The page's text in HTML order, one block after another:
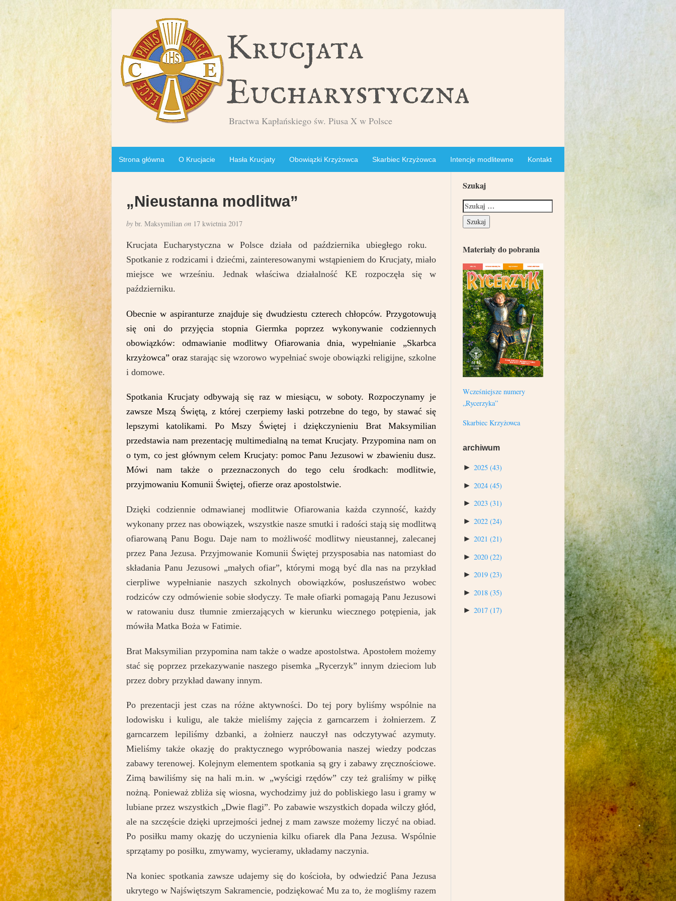
Bractwa Kapłańskiego św. Piusa X w Polsce
Strona główna O Krucjacie Hasła Krucjaty Obowiązki Krzyżowca Skarbiec Krzyżowca Intencje modlitewne Kontakt
„Nieustanna modlitwa”
bybr. Maksymilian on17 kwietnia 2017
Krucjata Eucharystyczna w Polsce działa od października ubiegłego roku.
Spotkanie z rodzicami i dziećmi, zainteresowanymi wstąpieniem do Krucjaty, miało
miejsce we wrześniu. Jednak właściwa działalność KE rozpoczęła się w
październiku.
Obecnie w aspiranturze znajduje się dwudziestu czterech chłopców. Przygotowują
się oni do przyjęcia stopnia Giermka poprzez wykonywanie codziennych
obowiązków: odmawianie modlitwy Ofiarowania dnia, wypełnianie „Skarbca
krzyżowca” orazstarając się wzorowo wypełniać swoje obowiązki religijne, szkolne
i domowe.
Spotkania Krucjaty odbywają się raz w miesiącu, w soboty. Rozpoczynamy je
zawsze Mszą Świętą, z której czerpiemy łaski potrzebne do tego, by stawać się
lepszymi katolikami. Po Mszy Świętej i dziękczynieniu Brat Maksymilian
przedstawia nam prezentację multimedialną na temat Krucjaty. Przypomina nam on
o tym, co jest głównym celem Krucjaty: pomoc Panu Jezusowi w zbawieniu dusz.
Mówi nam także o przeznaczonych do tego celu środkach: modlitwie,
przyjmowaniu Komunii Świętej, ofierze oraz apostolstwie.
Dzięki codziennie odmawianej modlitwie Ofiarowania każda czynność, każdy
wykonany przez nas obowiązek, wszystkie nasze smutki i radości stają się modlitwą
ofiarowaną Panu Bogu. Daje nam to możliwość modlitwy nieustannej, zalecanej
przez Pana Jezusa. Przyjmowanie Komunii Świętej przysposabia nas natomiast do
składania Panu Jezusowi „małych ofiar”, którymi mogą być dla nas na przykład
cierpliwe wypełnianie naszych szkolnych obowiązków, posłuszeństwo wobec
rodziców czy odmówienie sobie słodyczy. Te małe ofiarki pomagają Panu Jezusowi
w ratowaniu dusz tłumnie zmierzających w kierunku wiecznego potępienia, jak
mówiła Matka Boża w Fatimie.
Brat Maksymilian przypomina nam także o wadze apostolstwa. Apostołem możemy
stać się poprzez przekazywanie naszego pisemka „Rycerzyk” innym dzieciom lub
przez dobry przykład dawany innym.
Po prezentacji jest czas na różne aktywności. Do tej pory byliśmy wspólnie na
lodowisku i kuligu, ale także mieliśmy zajęcia z garncarzem i żołnierzem. Z
garncarzem lepiliśmy dzbanki, a żołnierz nauczył nas odczytywać azymuty.
Mieliśmy także okazję do praktycznego wypróbowania naszej wiedzy podczas
zabawy terenowej. Kolejnym elementem spotkania są gry i zabawy zręcznościowe.
Zimą bawiliśmy się na hali m.in. w „wyścigi rzędów” czy też graliśmy w piłkę
nożną. Ponieważ zbliża się wiosna, wychodzimy już do pobliskiego lasu i gramy w
lubiane przez wszystkich „Dwie flagi”. Po zabawie wszystkich dopada wilczy głód,
ale na szczęście dzięki uprzejmości jednej z mam zawsze możemy liczyć na obiad.
Po posiłku mamy okazję do uczynienia kilku ofiarek dla Pana Jezusa. Wspólnie
sprzątamy po posiłku, zmywamy, wycieramy, układamy naczynia.
Na koniec spotkania zawsze udajemy się do kościoła, by odwiedzić Pana Jezusa
ukrytego w Najświętszym Sakramencie, podziękować Mu za to, że mogliśmy razem
Szukaj
Materiały do pobrania
Wcześniejsze numery
„Rycerzyka”
Skarbiec Krzyżowca
archiwum
► 2025(43)
► 2024(45)
► 2023(31)
► 2022(24)
► 2021(21)
► 2020(22)
► 2019(23)
► 2018(35)
► 2017(17)